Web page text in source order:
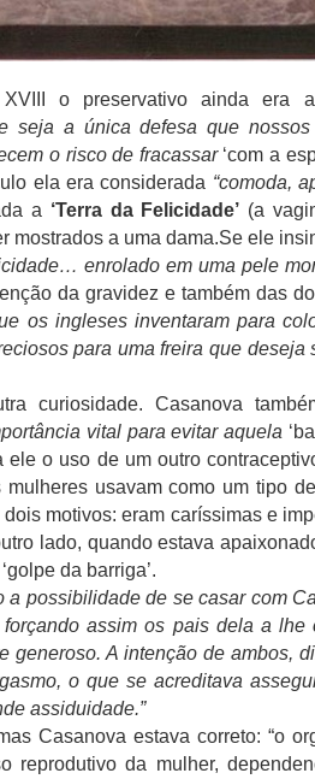
o preservativo ainda era
seja a única defesa que
o risco de fracassar ‘com a
ela era considerada “comoda,
a ‘Terra da Felicidade’ (a
mostrados a uma dama.Se ele
enrolado em uma pele
da gravidez e também das
os ingleses inventaram para
para uma freira que deseja
curiosidade. Casanova
vital para evitar aquela
ele o uso de um outro
usavam como um tipo
motivos: eram caríssimas e
lado, quando estava
da barriga’.
a possibilidade de se casar com
assim os pais dela a lhe
generoso. A intenção de ambos,
o que se acreditava
assiduidade.”
Casanova estava correto: “o
reprodutivo da mulher,